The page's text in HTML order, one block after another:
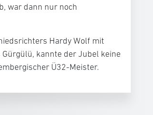
war dann nur noch
Hardy Wolf mit
kannte der Jubel keine
Ü32-Meister.